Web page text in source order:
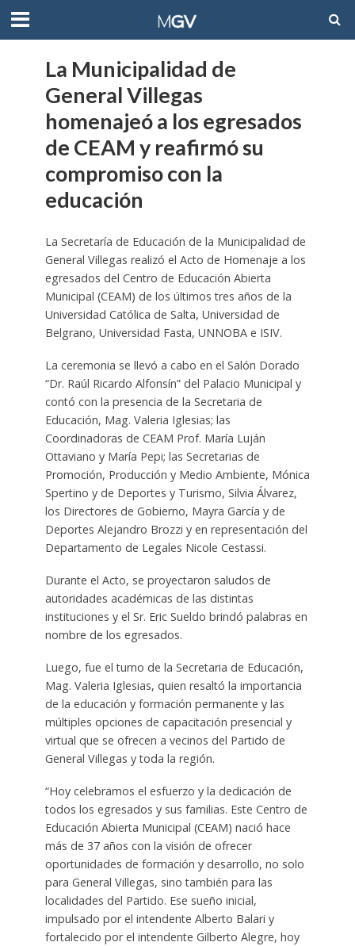
La Municipalidad de
General Villegas
homenajeó a los egresados
de CEAM y reafirmó su
compromiso con la
educación
La Secretaría de Educación de la Municipalidad de
General Villegas realizó el Acto de Homenaje a los
egresados del Centro de Educación Abierta
Municipal (CEAM) de los últimos tres años de la
Universidad Católica de Salta, Universidad de
Belgrano, Universidad Fasta, UNNOBA e ISIV.
La ceremonia se llevó a cabo en el Salón Dorado
“Dr. Raúl Ricardo Alfonsín” del Palacio Municipal y
contó con la presencia de la Secretaria de
Educación, Mag. Valeria Iglesias; las
Coordinadoras de CEAM Prof. María Luján
Ottaviano y María Pepi; las Secretarias de
Promoción, Producción y Medio Ambiente, Mónica
Spertino y de Deportes y Turismo, Silvia Álvarez,
los Directores de Gobierno, Mayra García y de
Deportes Alejandro Brozzi y en representación del
Departamento de Legales Nicole Cestassi.
Durante el Acto, se proyectaron saludos de
autoridades académicas de las distintas
instituciones y el Sr. Eric Sueldo brindó palabras en
nombre de los egresados.
Luego, fue el turno de la Secretaria de Educación,
Mag. Valeria Iglesias, quien resaltó la importancia
de la educación y formación permanente y las
múltiples opciones de capacitación presencial y
virtual que se ofrecen a vecinos del Partido de
General Villegas y toda la región.
“Hoy celebramos el esfuerzo y la dedicación de
todos los egresados y sus familias. Este Centro de
Educación Abierta Municipal (CEAM) nació hace
más de 37 años con la visión de ofrecer
oportunidades de formación y desarrollo, no solo
para General Villegas, sino también para las
localidades del Partido. Ese sueño inicial,
impulsado por el intendente Alberto Balari y
fortalecido por el intendente Gilberto Alegre, hoy